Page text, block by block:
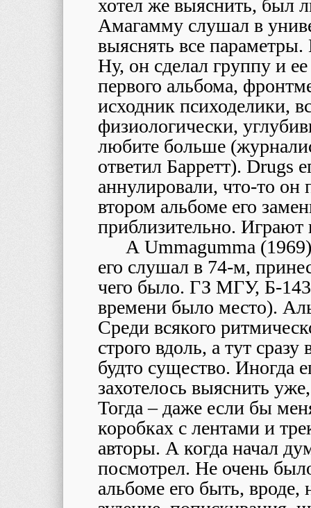
хотел же выяснить, был
Амагамму слушал в
выяснять все
Ну, он сделал группу и
первого альбома,
исходник психоделики,
физиологически,
любите больше
ответил Барретт). Drugs
аннулировали, что-то он
втором альбоме его
приблизительно. Играют
А Ummagumma
его слушал в 74-м,
чего было. ГЗ МГУ, Б-
времени было место).
Среди всякого
строго вдоль, а тут
будто существо. Иногда
захотелось выяснить
Тогда – даже если бы
коробках с лентами и
авторы. А когда начал
посмотрел. Не очень
альбоме его быть,